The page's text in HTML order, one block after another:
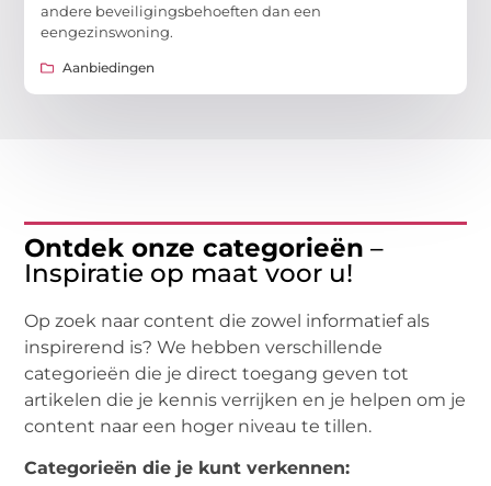
andere beveiligingsbehoeften dan een
eengezinswoning.
Aanbiedingen
Ontdek onze categorieën –
Inspiratie op maat voor u!
Op zoek naar content die zowel informatief als
inspirerend is? We hebben verschillende
categorieën die je direct toegang geven tot
artikelen die je kennis verrijken en je helpen om je
content naar een hoger niveau te tillen.
Categorieën die je kunt verkennen: